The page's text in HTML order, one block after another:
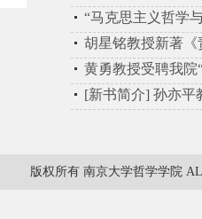
“马克思主义哲学
胡星铭教授新著
黄勇教授受聘我院
[新书简介] 孙亦平
版权所有 南京大学哲学学院